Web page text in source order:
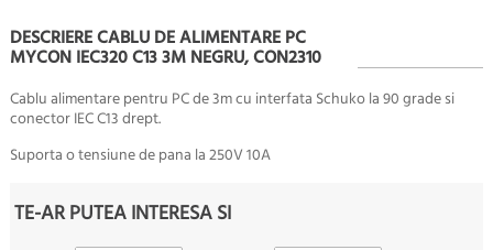
DESCRIERE CABLU DE ALIMENTARE PC
MYCON IEC320 C13 3M NEGRU, CON2310
Cablu alimentare pentru PC de 3m cu interfata Schuko la 90 grade si
conector IEC C13 drept.
Suporta o tensiune de pana la250V 10A
TE-AR PUTEA INTERESA SI